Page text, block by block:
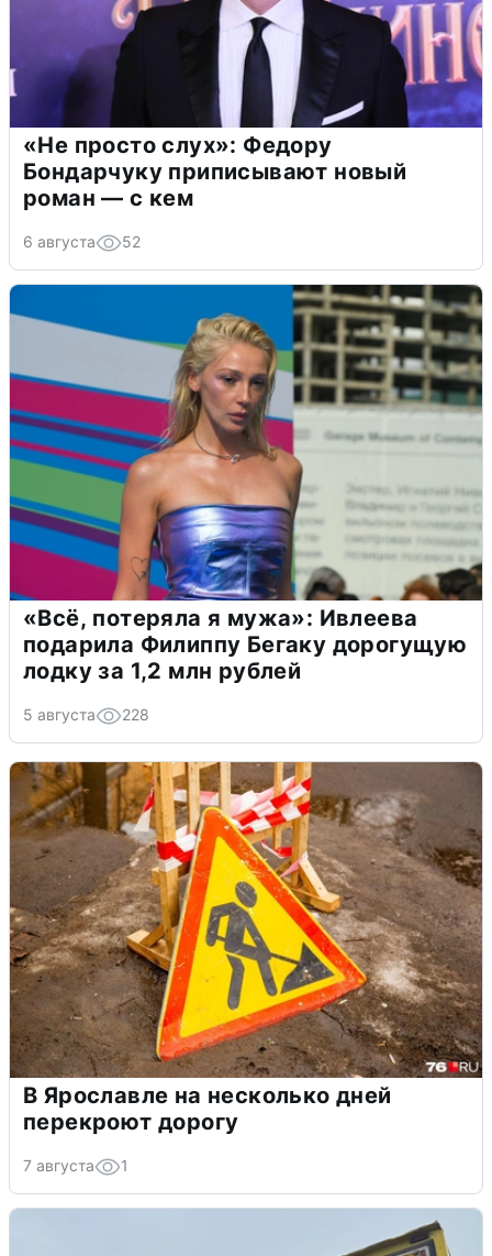
«Не просто слух»: Федору
Бондарчуку приписывают новый
роман — с кем
6 августа 52
«Всё, потеряла я мужа»: Ивлеева
подарила Филиппу Бегаку дорогущую
лодку за 1,2 млн рублей
5 августа 228
В Ярославле на несколько дней
перекроют дорогу
7 августа 1